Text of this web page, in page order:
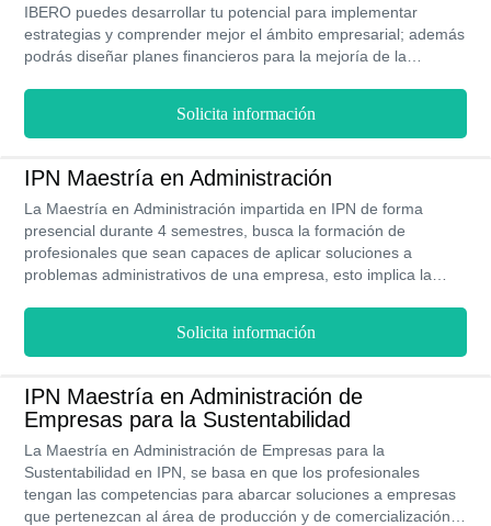
IBERO puedes desarrollar tu potencial para implementar
estrategias y comprender mejor el ámbito empresarial; además
podrás diseñar planes financieros para la mejoría de la
Solicita información
IPN Maestría en Administración
La Maestría en Administración impartida en IPN de forma
presencial durante 4 semestres, busca la formación de
profesionales que sean capaces de aplicar soluciones a
problemas administrativos de una empresa, esto implica la
manejo de recursos humanos, entre otros que puedan ser
aplicables en los diferentes sectores de la sociedad. Los
egresados de esta especialidad tienen un ingreso neto
mensual de $ 22,377 Mensual, siendo una de las profesiones
más solicitadas en México.
Solicita información
IPN Maestría en Administración de
Empresas para la Sustentabilidad
La Maestría en Administración de Empresas para la
Sustentabilidad en IPN, se basa en que los profesionales
tengan las competencias para abarcar soluciones a empresas
que pertenezcan al área de producción y de comercialización